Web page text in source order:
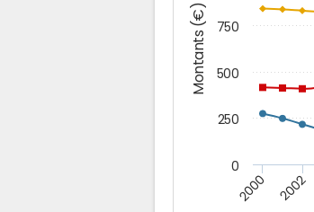
Montants (€)
2000 2002
0
250
500
750